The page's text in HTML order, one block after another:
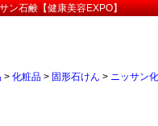
ン石鹸【健康美容EXPO】
> 化粧品 > 固形石けん > ニッサン